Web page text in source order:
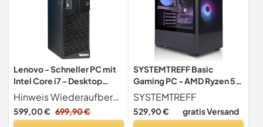
Lenovo - Schneller PC mit
Intel Core i7 - Desktop
Computer + Silent Rechner
für Büro & Home Office mit
4,0 GHZ - 32GB RAM - 1TB
Hinweis Wiederaufbereitetes Lenovo Marken-Gerät in beinahe neuwertigem Zustand. Neue Komponenten wurden sorgfältig eingebaut, und das Betriebssystem wurde frisch installiert. Eventuell sind vereinzelt leichte Kratzer vorhanden.
599,00 € 699,90 €
SYSTEMTREFF Basic
Gaming PC - AMD Ryzen 5
PRO 5655G - 16GB RAM -
512GB M.2
SYSTEMTREFF
529,90 € gratis Versand